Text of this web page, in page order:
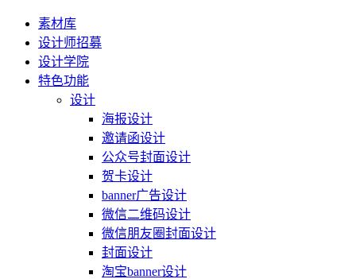
素材库
设计师招募
设计学院
特色功能
设计
海报设计
邀请函设计
公众号封面设计
贺卡设计
banner广告设计
微信二维码设计
微信朋友圈封面设计
封面设计
淘宝banner设计